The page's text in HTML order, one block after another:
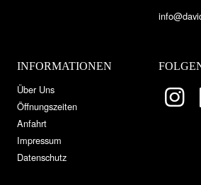
INFORMATIONEN
Über Uns
Öffnungszeiten
Anfahrt
Impressum
Datenschutz